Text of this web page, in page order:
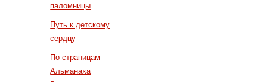
паломницы
Путь к детскому
сердцу
По страницам
Альманаха